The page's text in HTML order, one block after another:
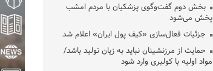
بخش دوم گفت‌وگوی پزشکیان با مردم امشب
پخش می‌شود
جزئیات فعال‌سازی «کیف پول ایران» اعلام شد
حمایت از مرزنشینان نباید به زیان تولید باشد/
مواد اولیه با کولبری وارد شود